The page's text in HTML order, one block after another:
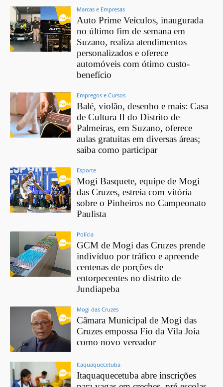
Marcas e Empresas
Auto Prime Veículos, inaugurada
no último fim de semana em
Suzano, realiza atendimentos
personalizados e oferece
automóveis com ótimo custo-
benefício
Empregos e Cursos
Balé, violão, desenho e mais: Casa
de Cultura II do Distrito de
Palmeiras, em Suzano, oferece
aulas gratuitas em diversas áreas;
saiba como participar
Esporte
Mogi Basquete, equipe de Mogi
das Cruzes, estreia com vitória
sobre o Pinheiros no Campeonato
Paulista
Polícia
GCM de Mogi das Cruzes prende
indivíduo por tráfico e apreende
centenas de porções de
entorpecentes no distrito de
Jundiapeba
Mogi das Cruzes
Câmara Municipal de Mogi das
Cruzes empossa Fio da Vila Joia
como novo vereador
Itaquaquecetuba
Itaquaquecetuba abre inscrições